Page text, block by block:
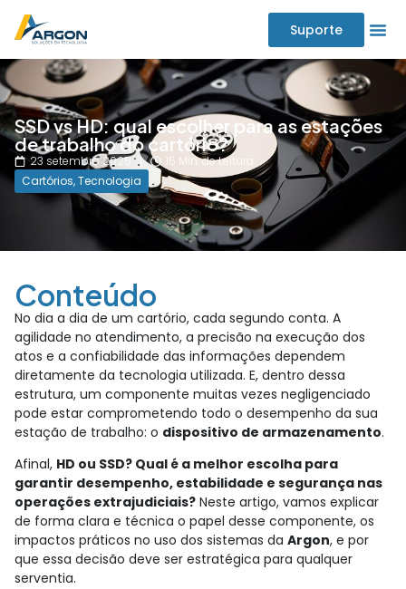
Suporte
SSD vs HD: qual escolher para as estações
de trabalho do cartório?
23 setembro 2025
15 Min. de Leitura
Cartórios,Tecnologia
Conteúdo
No dia a dia de um cartório, cada segundo conta. A
agilidade no atendimento, a precisão na execução dos
atos e a confiabilidade das informações dependem
diretamente da tecnologia utilizada. E, dentro dessa
estrutura, um componente muitas vezes negligenciado
pode estar comprometendo todo o desempenho da sua
estação de trabalho: o dispositivo de armazenamento.
Afinal, HD ou SSD? Qual é a melhor escolha para
garantir desempenho, estabilidade e segurança nas
operações extrajudiciais? Neste artigo, vamos explicar
de forma clara e técnica o papel desse componente, os
impactos práticos no uso dos sistemas da Argon, e por
que essa decisão deve ser estratégica para qualquer
serventia.